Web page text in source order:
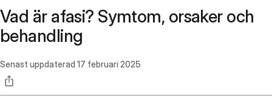
Vad är afasi? Symtom, orsaker och
behandling
Senast uppdaterad 17 februari 2025